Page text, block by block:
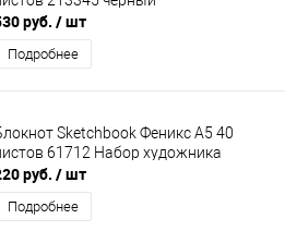
руб. / шт
Подробнее
Sketchbook Феникс А5 40
61712 Набор художника
руб. / шт
Подробнее